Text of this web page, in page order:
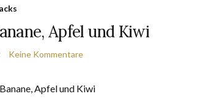
Apfel und Kiwi
Keine Kommentare